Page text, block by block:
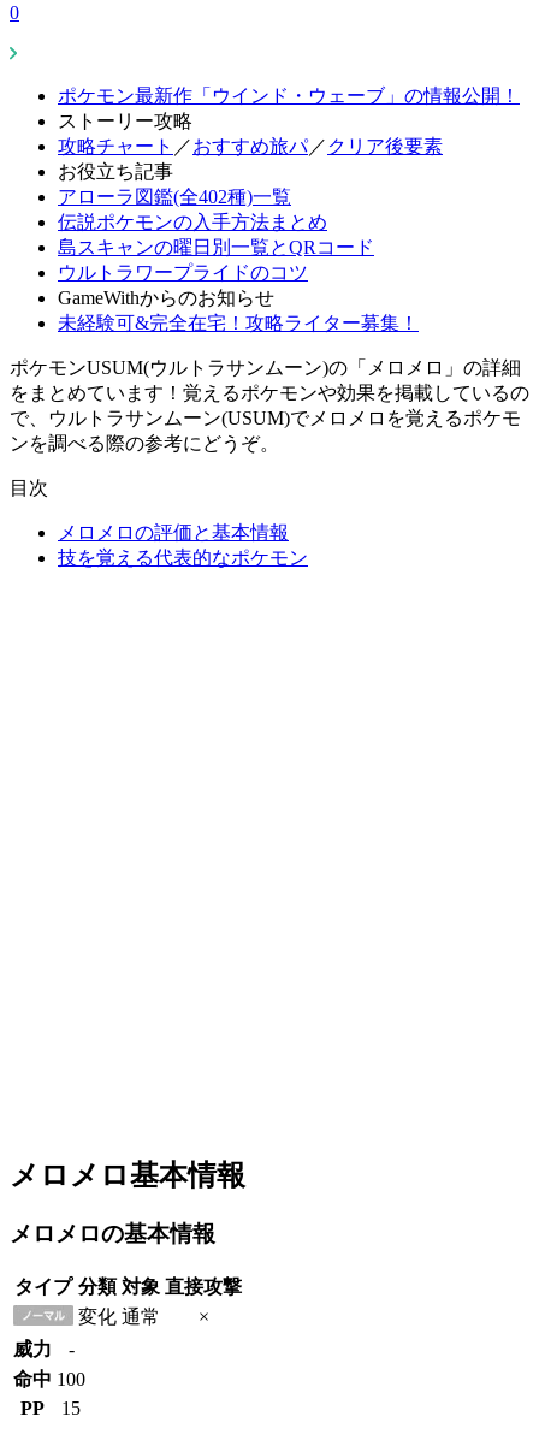
0
ポケモン最新作「ウインド・ウェーブ」の情報公開！
ストーリー攻略
攻略チャート ／おすすめ旅パ／ クリア後要素
お役立ち記事
アローラ図鑑(全402種)一覧
伝説ポケモンの入手方法まとめ
島スキャンの曜日別一覧とQRコード
ウルトラワープライドのコツ
GameWithからのお知らせ
未経験可&完全在宅！攻略ライター募集！
ポケモンUSUM(ウルトラサンムーン)の「メロメロ」の詳細
をまとめています！覚えるポケモンや効果を掲載しているの
で、ウルトラサンムーン(USUM)でメロメロを覚えるポケモ
ンを調べる際の参考にどうぞ。
目次
メロメロの評価と基本情報
技を覚える代表的なポケモン
メロメロ基本情報
メロメロの基本情報
タイプ 分類 対象 直接攻撃
変化 通常
×
威力
-
命中 100
PP
15